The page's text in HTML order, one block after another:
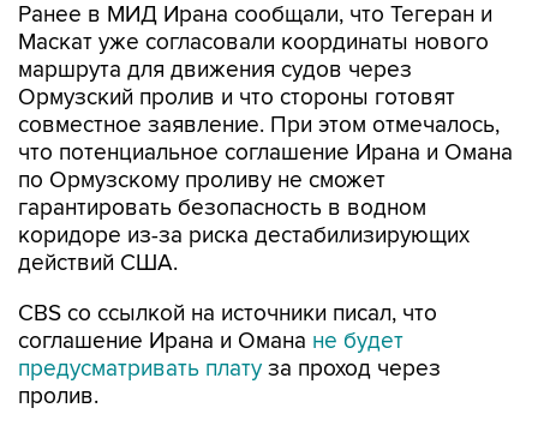
Ранее в МИД Ирана сообщали, что Тегеран и
Маскат уже согласовали координаты нового
маршрута для движения судов через
Ормузский пролив и что стороны готовят
совместное заявление. При этом отмечалось,
что потенциальное соглашение Ирана и Омана
по Ормузскому проливу не сможет
гарантировать безопасность в водном
коридоре из-за риска дестабилизирующих
действий США.
CBS со ссылкой на источники писал, что
соглашение Ирана и Омана не будет
предусматривать плату за проход через
пролив.